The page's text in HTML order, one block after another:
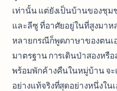
เท่านั้น แต่ยังเป็นบ้านของชุม
และลีซู ที่อาศัยอยู่ในที่สูงมา
หลายกรณีก็พูดภาษาของตนเ
มาตรฐาน การเดินป่าสองหรื
พร้อมพักค้างคืนในหมู่บ้าน จ
อย่างแท้จริงที่สุดอย่างหนึ่งใน